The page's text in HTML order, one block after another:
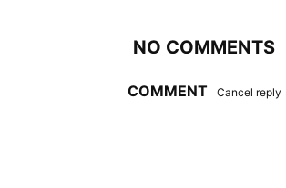
NO COMMENTS
COMMENT Cancel reply